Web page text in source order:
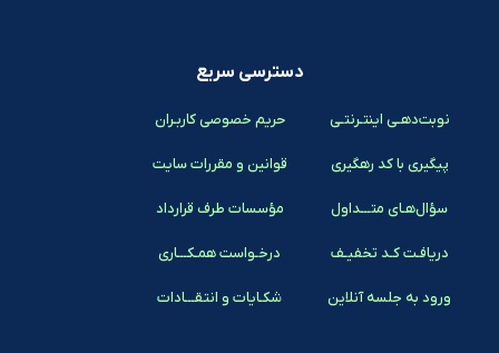
دسترسی سریع
نوبت‌دهـی اینتـرنتـی
پیگیری با کد رهگیری
سؤال‌هـای متـــداول
دریافـت کـد تخفیـف
ورود به جلسه آنلاین
حریم خصوصی کاربـران
قوانین و مقررات سایت
مؤسسات طرف قرارداد
درخـواست همـکـــاری
شکـایات و انتقـــادات